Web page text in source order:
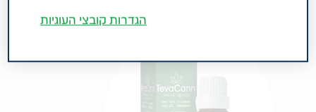
הגדרות קובצי העוגיות